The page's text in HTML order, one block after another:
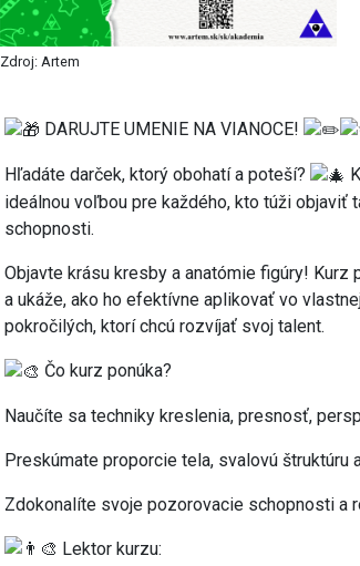
Zdroj: Artem
DARUJTE UMENIE NA VIANOCE!
Hľadáte darček, ktorý obohatí a poteší?
ideálnou voľbou pre každého, kto túži
schopnosti.
Objavte krásu kresby a anatómie figúry!
a ukáže, ako ho efektívne aplikovať vo
pokročilých, ktorí chcú rozvíjať svoj talent.
Čo kurz ponúka?
Naučíte sa techniky kreslenia, presnosť,
Preskúmate proporcie tela, svalovú štruktúru
Zdokonalíte svoje pozorovacie schopnosti a
Lektor kurzu: